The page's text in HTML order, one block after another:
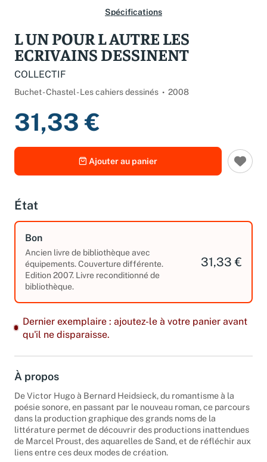
L UN POUR L AUTRE LES
ECRIVAINS DESSINENT
31,33 €
Ajouter au panier
État
Ancien livre de bibliothèque avec
équipements. Couverture différente.
Edition 2007. Livre reconditionné de
31,33 €
Dernier exemplaire : ajoutez-le à votre panier avant
qu'il ne disparaisse.
À propos
De Victor Hugo à Bernard Heidsieck, du romantisme à la
poésie sonore, en passant par le nouveau roman, ce parcours
dans la production graphique des grands noms de la
littérature permet de découvrir des productions inattendues
de Marcel Proust, des aquarelles de Sand, et de réfléchir aux